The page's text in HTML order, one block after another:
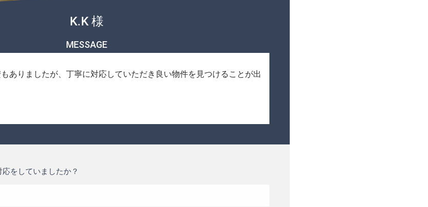
K.K 様
MESSAGE
ありましたが、丁寧に対応していただき良い物件を見つけることが出
をしていましたか？